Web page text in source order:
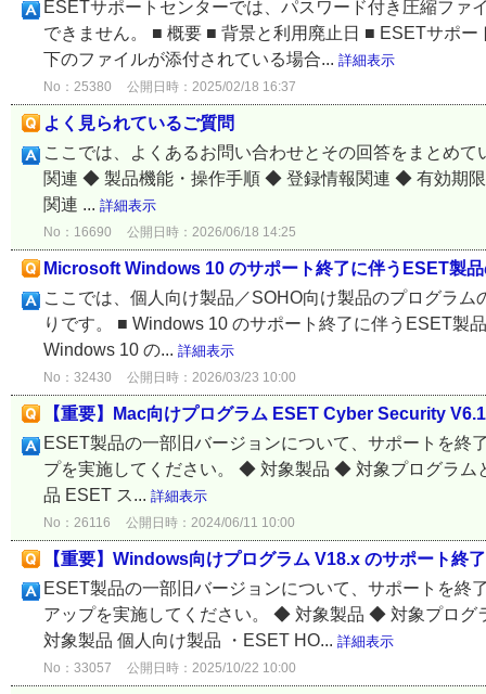
ESETサポートセンターでは、パスワード付き圧縮ファ
できません。 ■ 概要 ■ 背景と利用廃止日 ■ ESETサポ
下のファイルが添付されている場合... 詳細表示
No：25380 公開日時：2025/02/18 16:37
よく見られているご質問
ここでは、よくあるお問い合わせとその回答をまとめ
関連 ◆ 製品機能・操作手順 ◆ 登録情報関連 ◆ 有効期
関連 ... 詳細表示
No：16690 公開日時：2026/06/18 14:25
Microsoft Windows 10 のサポート終了に伴うESET製
ここでは、個人向け製品／SOHO向け製品のプログラ
りです。 ■ Windows 10 のサポート終了に伴うESET製
Windows 10 の... 詳細表示
No：32430 公開日時：2026/03/23 10:00
【重要】Mac向けプログラム ESET Cyber Security
ESET製品の一部旧バージョンについて、サポートを終
プを実施してください。 ◆ 対象製品 ◆ 対象プログラ
品 ESET ス... 詳細表示
No：26116 公開日時：2024/06/11 10:00
【重要】Windows向けプログラム V18.x のサポート終
ESET製品の一部旧バージョンについて、サポートを終
アップを実施してください。 ◆ 対象製品 ◆ 対象プロ
対象製品 個人向け製品 ・ESET HO... 詳細表示
No：33057 公開日時：2025/10/22 10:00